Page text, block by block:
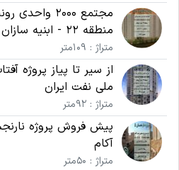
مجتمع 2000
منطقه 22 - ابنیه سازان مقاوم قربانی
متراژ : 109متر
از سیر تا پیاز پروژه
ملی نفت ایران
متراژ : 92متر
آکام
متراژ : 50متر